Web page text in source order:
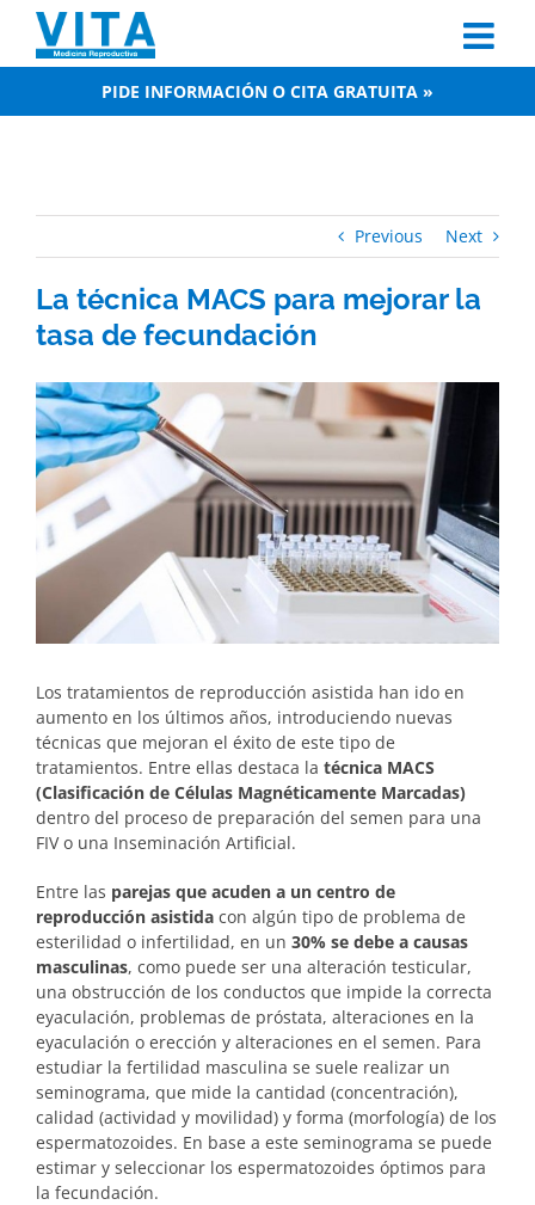
content
PIDE INFORMACIÓN O CITA GRATUITA »
Previous Next
La técnica MACS para mejorar la
tasa de fecundación
View
Larger
Image
Los tratamientos de reproducción asistida han ido en
aumento en los últimos años, introduciendo nuevas
técnicas que mejoran el éxito de este tipo de
tratamientos. Entre ellas destaca la técnica MACS
(Clasificación de Células Magnéticamente Marcadas)
dentro del proceso de preparación del semen para una
FIV o una Inseminación Artificial.
Entre las parejas que acuden a un centro de
reproducción asistida con algún tipo de problema de
esterilidad o infertilidad, en un 30% se debe a causas
masculinas, como puede ser una alteración testicular,
una obstrucción de los conductos que impide la correcta
eyaculación, problemas de próstata, alteraciones en la
eyaculación o erección y alteraciones en el semen. Para
estudiar la fertilidad masculina se suele realizar un
seminograma, que mide la cantidad (concentración),
calidad (actividad y movilidad) y forma (morfología) de los
espermatozoides. En base a este seminograma se puede
estimar y seleccionar los espermatozoides óptimos para
la fecundación.